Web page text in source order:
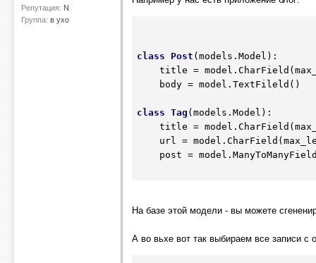
Репутация: N
Группа: в ухо
class Post (models.Model) :
title =
class Tag (models.Model) :
title =
url =
На базе этой модели - вы можете
А во вьхе вот так выбираем все записи с